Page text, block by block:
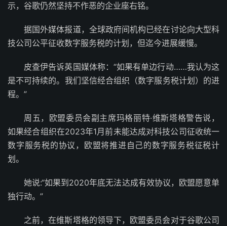
示，谷歌仍然坚持不作恶的企业座右铭。
据国外媒体报道，全球政府间机构已经在讨论向大型科
技公司公平征收数字服务税的计划，但迄今进展缓慢。
皮查伊告诉英国媒体称：“如果有单边行动……我认为这
是不可持续的。我们坚信经合组织（数字服务税计划）的进
程。”
周五，欧盟委员会副主席玛格丽特·维斯塔格警告说，
如果经合组织在2023年1月前未能达成对科技公司征收统一
数字服务税的协议，欧盟将推进自己的数字服务税征税计
划。
她说:“如果到2020年底无法达成有效协议，欧盟愿意单
独行动。”
之前，在维斯塔格的领导下，欧盟委员会对于谷歌公司